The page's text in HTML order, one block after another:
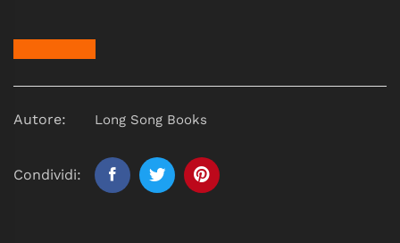
Autore: Long Song Books
Condividi: